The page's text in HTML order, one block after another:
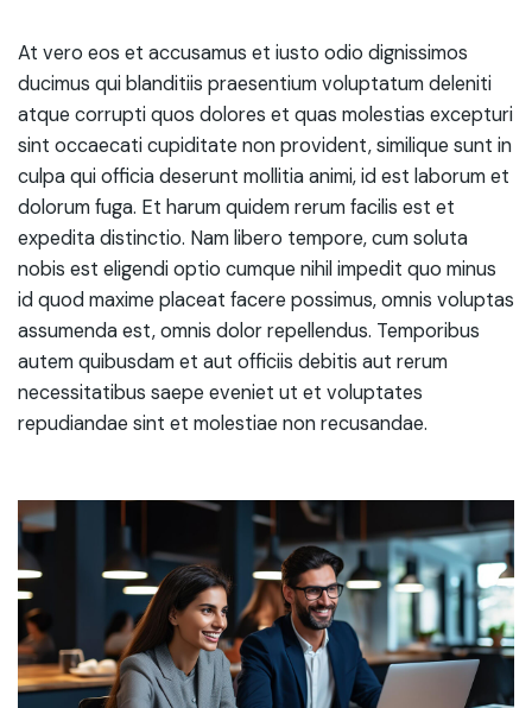
At vero eos et accusamus et iusto odio dignissimos
ducimus qui blanditiis praesentium voluptatum deleniti
atque corrupti quos dolores et quas molestias excepturi
sint occaecati cupiditate non provident, similique sunt in
culpa qui officia deserunt mollitia animi, id est laborum et
dolorum fuga. Et harum quidem rerum facilis est et
expedita distinctio. Nam libero tempore, cum soluta
nobis est eligendi optio cumque nihil impedit quo minus
id quod maxime placeat facere possimus, omnis voluptas
assumenda est, omnis dolor repellendus. Temporibus
autem quibusdam et aut officiis debitis aut rerum
necessitatibus saepe eveniet ut et voluptates
repudiandae sint et molestiae non recusandae.